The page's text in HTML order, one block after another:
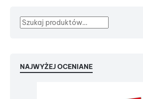
NAJWYŻEJ OCENIANE